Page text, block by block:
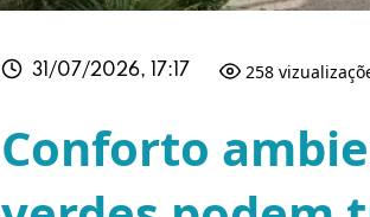
31/07/2026, 17:17 258
Conforto